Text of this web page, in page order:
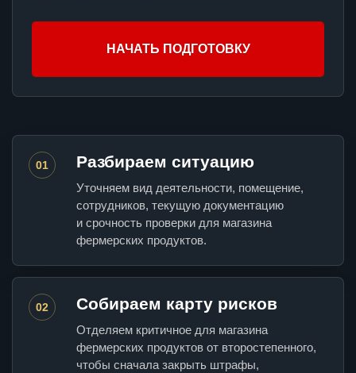
НАЧАТЬ ПОДГОТОВКУ
01 Разбираем ситуацию
Уточняем вид деятельности, помещение,
сотрудников, текущую документацию
и срочность проверки для магазина
фермерских продуктов.
02 Собираем карту рисков
Отделяем критичное для магазина
фермерских продуктов от второстепенного,
чтобы сначала закрыть штрафы,